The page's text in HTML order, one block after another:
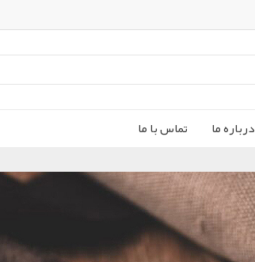
درباره ما تماس با ما